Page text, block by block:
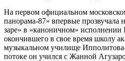
На первом официальном
панорама-87» впервые
заре» в «каноничном» исполнении
окончившего в свое время школу
музыкальном училище
потоке он учился с Жанной